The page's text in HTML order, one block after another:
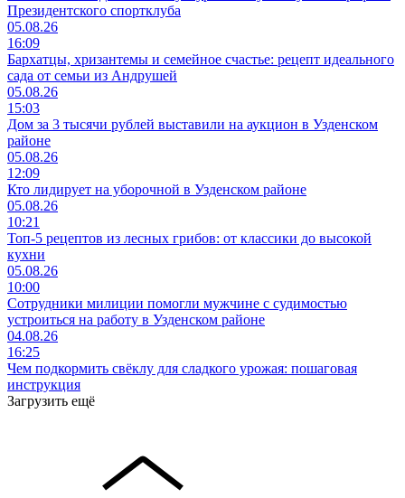
Президентского спортклуба
05.08.26
16:09
Бархатцы, хризантемы и семейное счастье: рецепт идеального
сада от семьи из Андрушей
05.08.26
15:03
Дом за 3 тысячи рублей выставили на аукцион в Узденском
районе
05.08.26
12:09
Кто лидирует на уборочной в Узденском районе
05.08.26
10:21
Топ-5 рецептов из лесных грибов: от классики до высокой
кухни
05.08.26
10:00
Сотрудники милиции помогли мужчине с судимостью
устроиться на работу в Узденском районе
04.08.26
16:25
Чем подкормить свёклу для сладкого урожая: пошаговая
инструкция
Загрузить ещё